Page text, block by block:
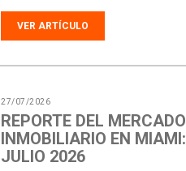
VER ARTÍCULO
27/07/2026
REPORTE DEL MERCADO
INMOBILIARIO EN MIAMI:
JULIO 2026